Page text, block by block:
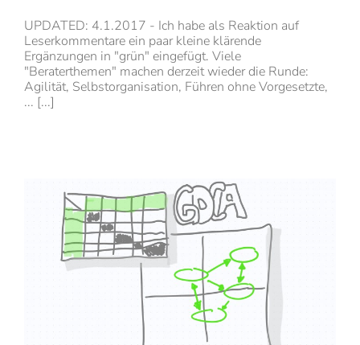
UPDATED: 4.1.2017 - Ich habe als Reaktion auf
Leserkommentare ein paar kleine klärende
Ergänzungen in "grün" eingefügt. Viele
"Beraterthemen" machen derzeit wieder die Runde:
Agilität, Selbstorganisation, Führen ohne Vorgesetzte,
... [...]